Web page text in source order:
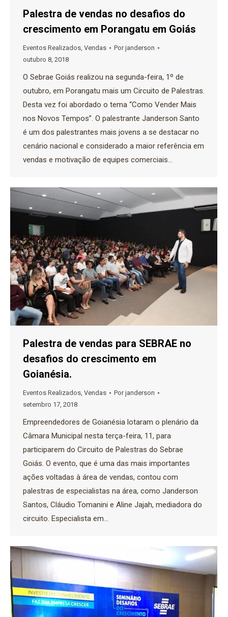
Palestra de vendas no desafios do
crescimento em Porangatu em Goiás
Eventos Realizados, Vendas Porjanderson
outubro 8, 2018
O Sebrae Goiás realizou na segunda-feira, 1º de
outubro, em Porangatu mais um Circuito de Palestras.
Desta vez foi abordado o tema “Como Vender Mais
nos Novos Tempos”. O palestrante Janderson Santo
é um dos palestrantes mais jovens a se destacar no
cenário nacional e considerado a maior referência em
vendas e motivação de equipes comerciais…
Palestra de vendas para SEBRAE no
desafios do crescimento em
Goianésia.
Eventos Realizados, Vendas Porjanderson
setembro 17, 2018
Empreendedores de Goianésia lotaram o plenário da
Câmara Municipal nesta terça-feira, 11, para
participarem do Circuito de Palestras do Sebrae
Goiás. O evento, que é uma das mais importantes
ações voltadas à área de vendas, contou com
palestras de especialistas na área, como Janderson
Santos, Cláudio Tomanini e Aline Jajah, mediadora do
circuito. Especialista em…